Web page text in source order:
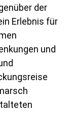
der
Erlebnis für
und